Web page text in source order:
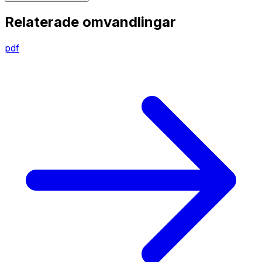
Relaterade omvandlingar
pdf